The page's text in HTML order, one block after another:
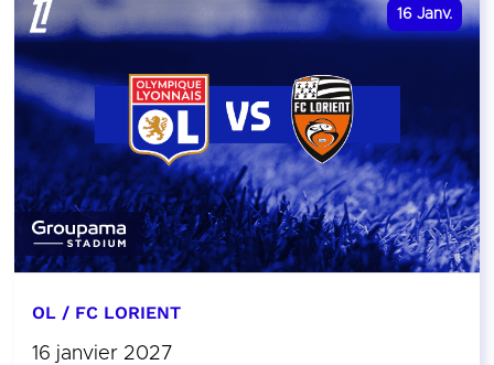
16 Janv.
OL / FC LORIENT
16 janvier 2027